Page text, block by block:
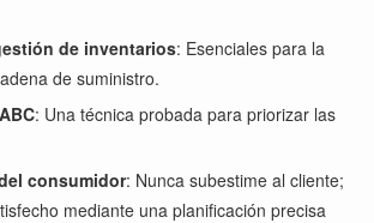
de inventarios: Esenciales para la
de suministro.
: Una técnica probada para priorizar las
consumidor: Nunca subestime al cliente;
mediante una planificación precisa